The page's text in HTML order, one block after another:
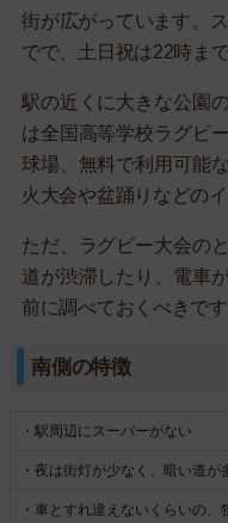
街が広がっています。
でで、土日祝は22時ま
駅の近くに大きな公園
は全国高等学校ラグビ
球場、無料で利用可能
火大会や盆踊りなどの
ただ、ラグビー大会の
道が渋滞したり、電車
前に調べておくべきです
南側の特徴
・駅周辺にスーパーがない
・夜は街灯が少なく、暗い道が
・車とすれ違えないくらいの、